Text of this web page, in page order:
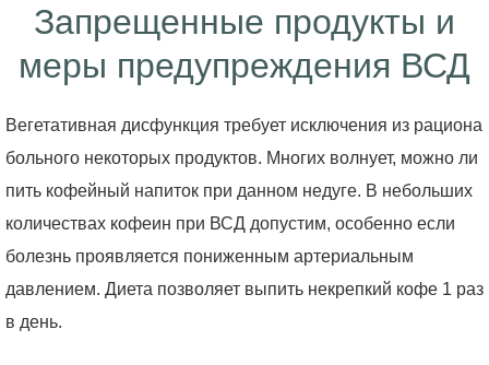
Запрещенные продукты и
меры предупреждения ВСД
Вегетативная дисфункция требует исключения из рациона
больного некоторых продуктов. Многих волнует, можно ли
пить кофейный напиток при данном недуге. В небольших
количествах кофеин при ВСД допустим, особенно если
болезнь проявляется пониженным артериальным
давлением. Диета позволяет выпить некрепкий кофе 1 раз
в день.